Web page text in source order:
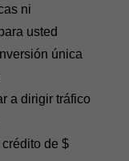
ni
usted
única
a dirigir tráfico
de $